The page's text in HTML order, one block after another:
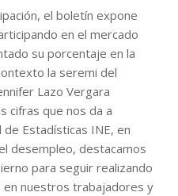
el boletín expone
en el mercado
su porcentaje en la
la seremi del
Lazo Vergara
cifras que nos da a
Estadísticas INE, en
desempleo, destacamos
para seguir realizando
nuestros trabajadores y